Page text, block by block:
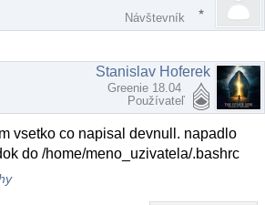
Návštevník
Stanislav Hoferek
Greenie 18.04
Používateľ
vsetko co napisal devnull. napadlo
do /home/meno_uzivatela/.bashrc